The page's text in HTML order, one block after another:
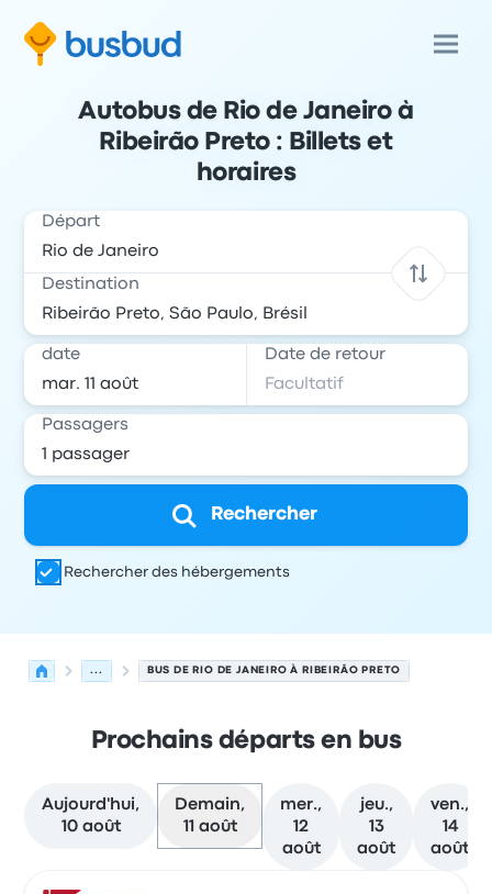
Autobus de Rio de Janeiro à
Ribeirão Preto : Billets et
horaires
Départ
Destination
date Date de retour
Passagers
Rechercher
Rechercher des hébergements
... BUS DE RIO DE JANEIRO À RIBEIRÃO PRETO
Prochains départs en bus
Aujourd'hui,
10 août
Demain,
11 août
mer.,
12
août
jeu.,
13
août
ven.,
14
août